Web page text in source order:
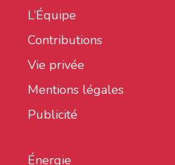
L’Équipe
Contributions
Vie privée
Mentions légales
Publicité
Énergie